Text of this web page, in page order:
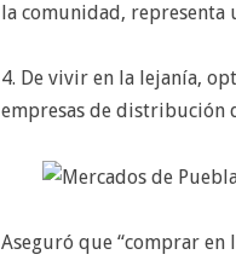
la comunidad, representa
4. De vivir en la lejanía,
empresas de distribución
Aseguró que “comprar en